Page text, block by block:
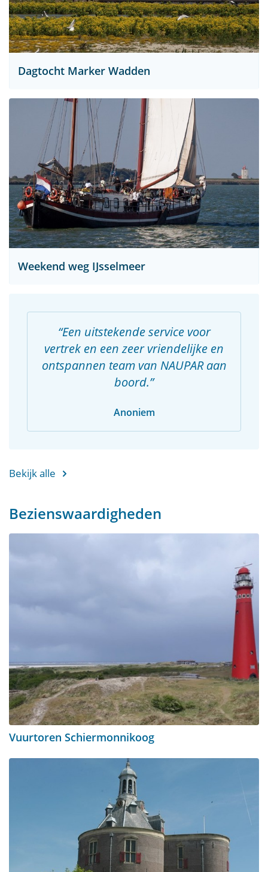
Dagtocht Marker Wadden
Weekend weg IJsselmeer
Een uitstekende service voor
vertrek en een zeer vriendelijke en
ontspannen team van NAUPAR aan
boord.
Anoniem
Bekijk alle
Bezienswaardigheden
Vuurtoren Schiermonnikoog